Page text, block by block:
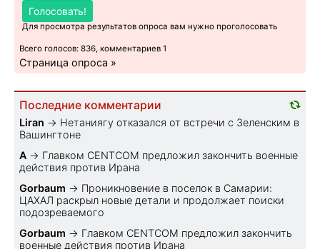
Голосовать!
Для просмотра результатов опроса вам нужно проголосовать
Всего голосов: 836, комментариев 1
Страница опроса »
Последние комментарии
Liran → Нетаниягу отказался от встречи с Зеленским в
Вашингтоне
A → Главком CENTCOM предложил закончить военные
действия против Ирана
Gorbaum → Проникновение в поселок в Самарии:
ЦАХАЛ раскрыл новые детали и продолжает поиски
подозреваемого
Gorbaum → Главком CENTCOM предложил закончить
военные действия против Ирана